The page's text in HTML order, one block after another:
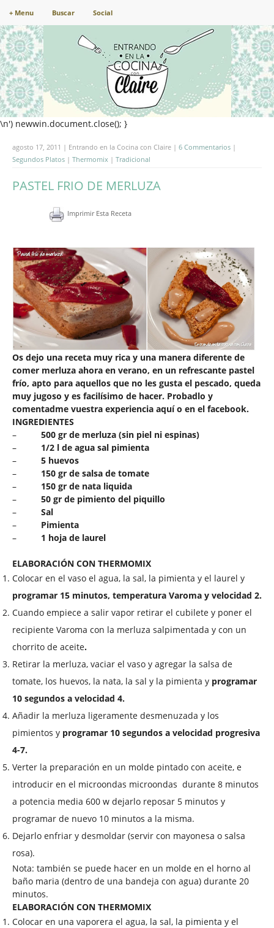
+ Menu Buscar Social
\n') newwin.document.close(); }
agosto 17, 2011 | Entrando en la Cocina con Claire | 6 Commentarios |
Segundos Platos | Thermomix | Tradicional
PASTEL FRIO DE MERLUZA
Imprimir Esta Receta
Os dejo una receta muy rica y una manera diferente de
comer merluza ahora en verano, en un refrescante pastel
frío, apto para aquellos que no les gusta el pescado, queda
muy jugoso y es facilísimo de hacer. Probadlo y
comentadme vuestra experiencia aquí o en el facebook.
INGREDIENTES
–
500 gr de merluza (sin piel ni espinas)
–
1/2 l de agua sal pimienta
–
5 huevos
–
150 gr de salsa de tomate
–
150 gr de nata liquida
–
50 gr de pimiento del piquillo
–
Sal
–
Pimienta
–
1 hoja de laurel
ELABORACIÓN CON THERMOMIX
Colocar en el vaso el agua, la sal, la pimienta y el laurel y
programar 15 minutos, temperatura Varoma y velocidad 2.
Cuando empiece a salir vapor retirar el cubilete y poner el
recipiente Varoma con la merluza salpimentada y con un
chorrito de aceite.
Retirar la merluza, vaciar el vaso y agregar la salsa de
tomate, los huevos, la nata, la sal y la pimienta y programar
10 segundos a velocidad 4.
Añadir la merluza ligeramente desmenuzada y los
pimientos y programar 10 segundos a velocidad progresiva
4-7.
Verter la preparación en un molde pintado con aceite, e
introducir en el microondas microondas durante 8 minutos
a potencia media 600 w dejarlo reposar 5 minutos y
programar de nuevo 10 minutos a la misma.
Dejarlo enfriar y desmoldar (servir con mayonesa o salsa
rosa).
Nota: también se puede hacer en un molde en el horno al
baño maria (dentro de una bandeja con agua) durante 20
minutos.
ELABORACIÓN CON THERMOMIX
Colocar en una vaporera el agua, la sal, la pimienta y el